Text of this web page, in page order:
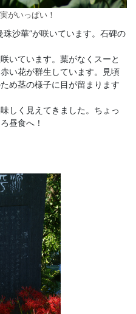
がいっぱい！
沙華”が咲いています。石碑の
いています。葉がなくスーと
い花が群生しています。見頃
め茎の様子に目が留まります
しく見えてきました。ちょっ
昼食へ！